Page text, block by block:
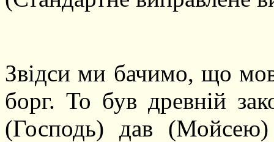
Звідси ми бачимо, що
борг. То був древній
(Господь) дав